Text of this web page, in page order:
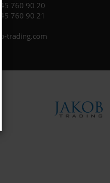
760 90 20
760 90 21
trading.com